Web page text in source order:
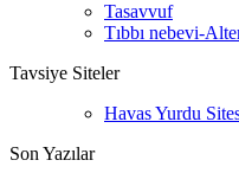
Tasavvuf
Tıbbı nebevi-
Tavsiye Siteler
Havas Yurdu
Son Yazılar